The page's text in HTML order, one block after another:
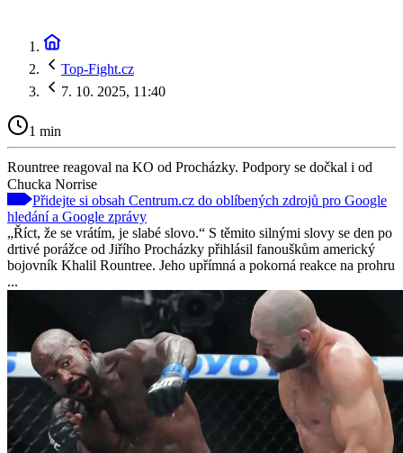
Top-Fight.cz
7. 10. 2025, 11:40
1 min
Rountree reagoval na KO od Procházky. Podpory se dočkal i od
Chucka Norrise
Přidejte si obsah Centrum.cz do oblíbených zdrojů pro Google
hledání a Google zprávy
„Říct, že se vrátím, je slabé slovo.“ S těmito silnými slovy se den po
drtivé porážce od Jiřího Procházky přihlásil fanouškům americký
bojovník Khalil Rountree. Jeho upřímná a pokorná reakce na prohru
...